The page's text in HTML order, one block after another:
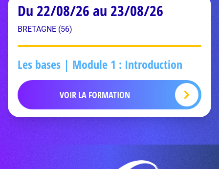
Du 22/08/26 au 23/08/26
BRETAGNE (56)
Les bases | Module 1 : Introduction
VOIR LA FORMATION